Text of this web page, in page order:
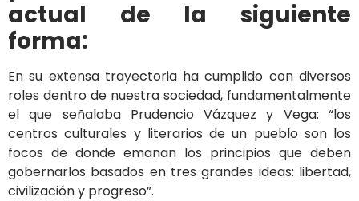
actual de la siguiente
forma:
En su extensa trayectoria ha cumplido con diversos
roles dentro de nuestra sociedad, fundamentalmente
el que señalaba Prudencio Vázquez y Vega: “los
centros culturales y literarios de un pueblo son los
focos de donde emanan los principios que deben
gobernarlos basados en tres grandes ideas: libertad,
civilización y progreso”.